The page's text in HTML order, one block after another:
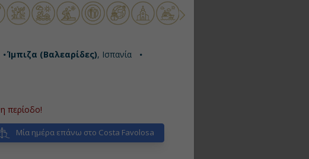
Ίμπιζα (Βαλεαρίδες), Ισπανία
περίοδο!
Μία ημέρα επάνω στο Costa Favolosa